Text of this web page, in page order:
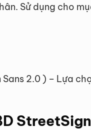
Sử dụng cho
2.0 ) – Lựa